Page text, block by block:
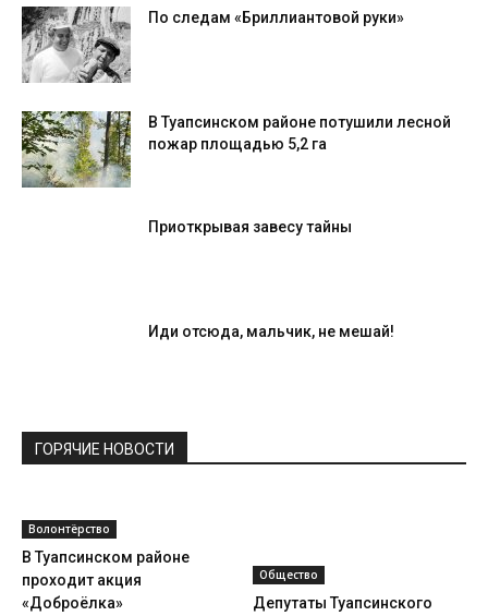
По следам «Бриллиантовой руки»
В Туапсинском районе потушили лесной
пожар площадью 5,2 га
Приоткрывая завесу тайны
Иди отсюда, мальчик, не мешай!
ГОРЯЧИЕ НОВОСТИ
Волонтёрство
В Туапсинском районе
проходит акция
«Доброёлка»
Общество
Депутаты Туапсинского